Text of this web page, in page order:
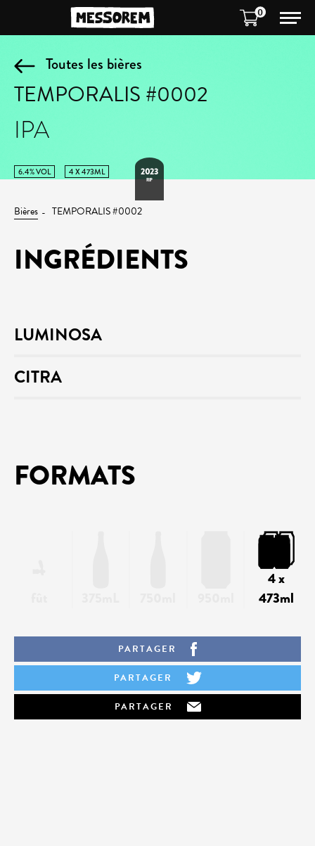
0
Toutes les bières
TEMPORALIS #0002
IPA
6.4% VOL 4 X 473ML 2023
RIP
Bières TEMPORALIS #0002
INGRÉDIENTS
LUMINOSA
CITRA
FORMATS
4 x
473ml
PARTAGER
PARTAGER
PARTAGER